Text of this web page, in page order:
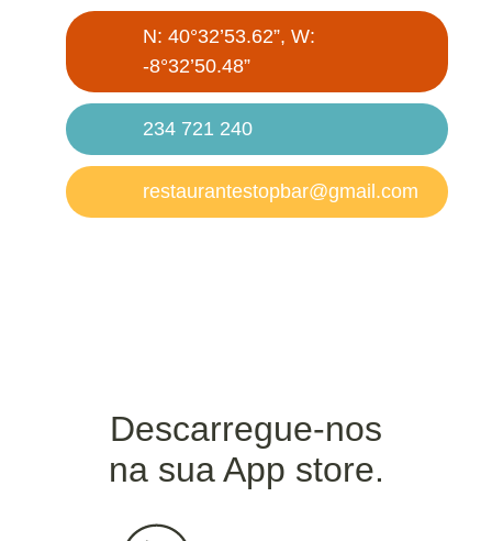
N: 40°32’53.62”, W:
-8°32’50.48”
234 721 240
restaurantestopbar@gmail.com
Descarregue-nos
na sua App store.